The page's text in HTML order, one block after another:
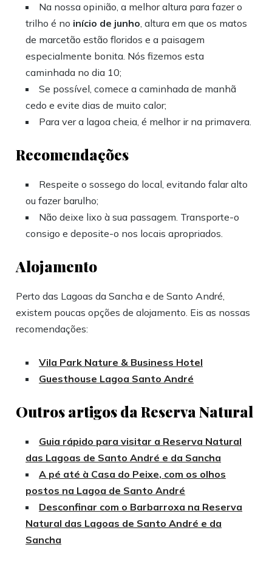
Na nossa opinião, a melhor altura para fazer o
trilho é no início de junho, altura em que os matos
de marcetão estão floridos e a paisagem
especialmente bonita. Nós fizemos esta
caminhada no dia 10;
Se possível, comece a caminhada de manhã
cedo e evite dias de muito calor;
Para ver a lagoa cheia, é melhor ir na primavera.
Recomendações
Respeite o sossego do local, evitando falar alto
ou fazer barulho;
Não deixe lixo à sua passagem. Transporte-o
consigo e deposite-o nos locais apropriados.
Alojamento
Perto das Lagoas da Sancha e de Santo André,
existem poucas opções de alojamento. Eis as nossas
recomendações:
Vila Park Nature & Business Hotel
Guesthouse Lagoa Santo André
Outros artigos da Reserva Natural
Guia rápido para visitar a Reserva Natural
das Lagoas de Santo André e da Sancha
A pé até à Casa do Peixe, com os olhos
postos na Lagoa de Santo André
Desconfinar com o Barbarroxa na Reserva
Natural das Lagoas de Santo André e da
Sancha